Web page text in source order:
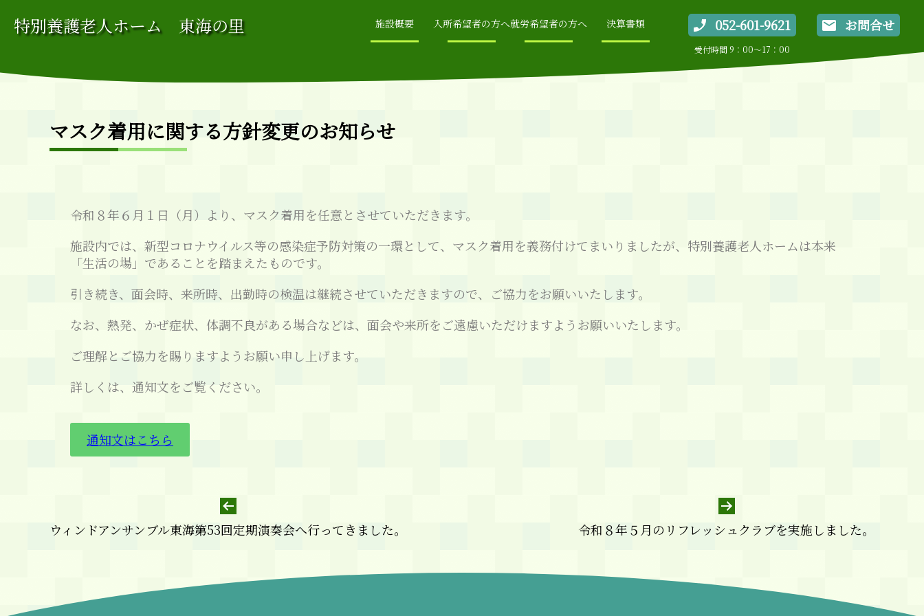
特別養護老人ホーム 東海の里 施設概要 入所希望者の方へ就労希望者の方へ 決算書類 052-601-9621
受付時間 9：00～17：00
お問合せ
マスク着用に関する方針変更のお知らせ
令和８年６月１日（月）より、マスク着用を任意とさせていただきます。
施設内では、新型コロナウイルス等の感染症予防対策の一環として、マスク着用を義務付けてまいりましたが、特別養護老人ホームは本来
「生活の場」であることを踏まえたものです。
引き続き、面会時、来所時、出勤時の検温は継続させていただきますので、ご協力をお願いいたします。
なお、熱発、かぜ症状、体調不良がある場合などは、面会や来所をご遠慮いただけますようお願いいたします。
ご理解とご協力を賜りますようお願い申し上げます。
詳しくは、通知文をご覧ください。
通知文はこちら
ウィンドアンサンブル東海第53回定期演奏会へ行ってきました。 令和８年５月のリフレッシュクラブを実施しました。